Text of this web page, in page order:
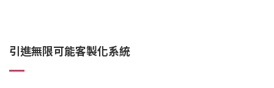
引進無限可能客製化系統